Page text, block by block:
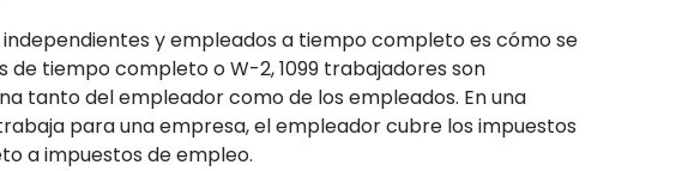
y empleados a tiempo completo es cómo se
de tiempo completo o W-2, 1099 trabajadores son
tanto del empleador como de los empleados. En una
para una empresa, el empleador cubre los impuestos
a impuestos de empleo.